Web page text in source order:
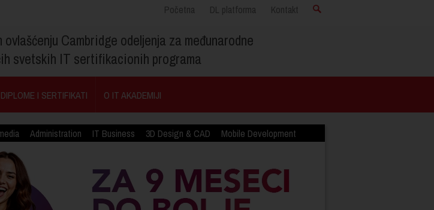
Početna DL platforma Kontakt
ovlašćenju Cambridge odeljenja za međunarodne
svetskih IT sertifikacionih programa
DIPLOME I SERTIFIKATI O IT AKADEMIJI
Administration IT Business 3D Design & CAD Mobile Development